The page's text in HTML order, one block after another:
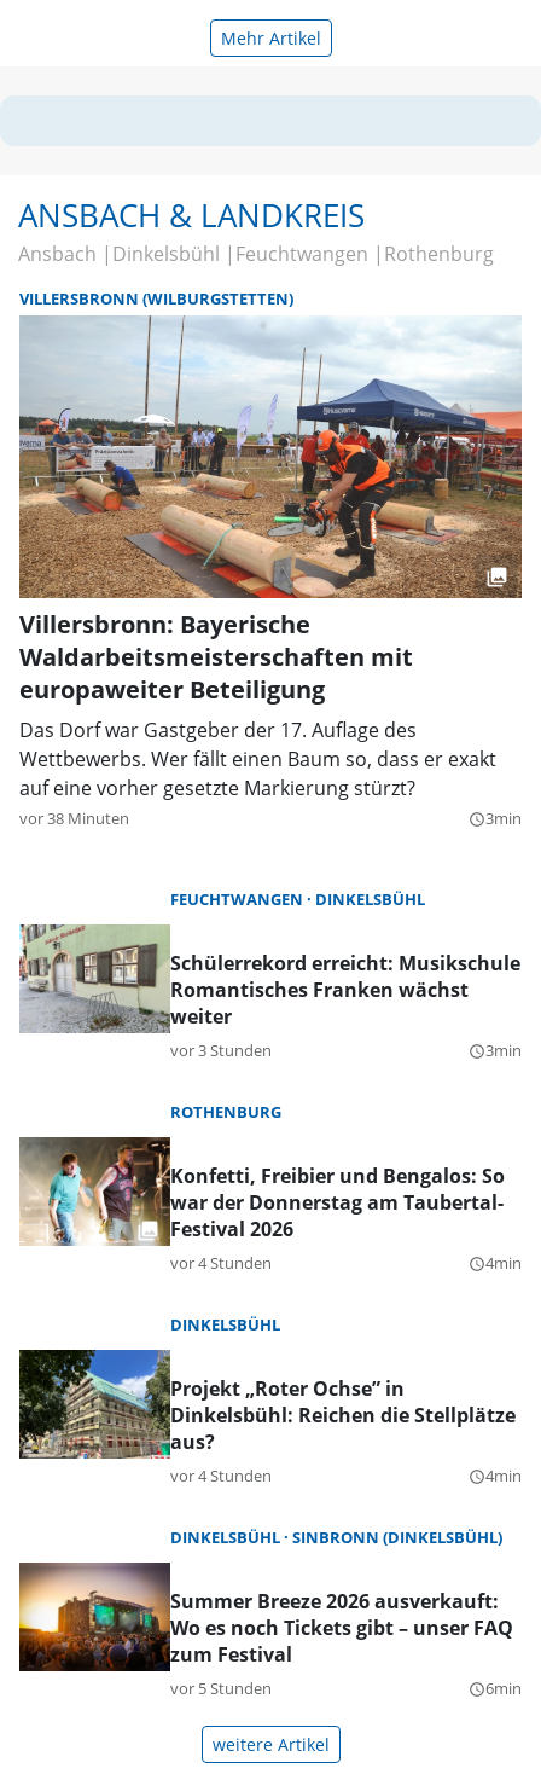
Mehr Artikel
ANSBACH & LANDKREIS
Ansbach Dinkelsbühl Feuchtwangen Rothenburg
VILLERSBRONN (WILBURGSTETTEN)
Villersbronn: Bayerische
Waldarbeitsmeisterschaften mit
europaweiter Beteiligung
Das Dorf war Gastgeber der 17. Auflage des
Wettbewerbs. Wer fällt einen Baum so, dass er exakt
auf eine vorher gesetzte Markierung stürzt?
vor 38 Minuten query_builder3min
FEUCHTWANGEN DINKELSBÜHL
Schülerrekord erreicht: Musikschule
Romantisches Franken wächst
weiter
vor 3 Stunden query_builder3min
ROTHENBURG
Konfetti, Freibier und Bengalos: So
war der Donnerstag am Taubertal-
Festival 2026
vor 4 Stunden query_builder4min
DINKELSBÜHL
Projekt „Roter Ochse” in
Dinkelsbühl: Reichen die Stellplätze
aus?
vor 4 Stunden query_builder4min
DINKELSBÜHL SINBRONN (DINKELSBÜHL)
Summer Breeze 2026 ausverkauft:
Wo es noch Tickets gibt – unser FAQ
zum Festival
vor 5 Stunden query_builder6min
weitere Artikel